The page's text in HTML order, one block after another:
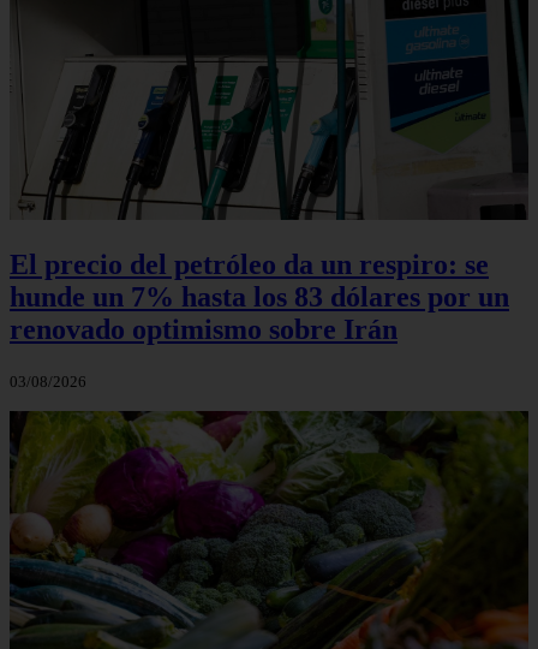
El precio del petróleo da un respiro: se
hunde un 7% hasta los 83 dólares por un
renovado optimismo sobre Irán
03/08/2026